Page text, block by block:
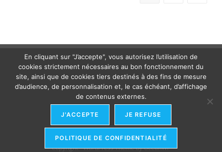
Copyright - WordPress Theme by OceanWP
En cliquant sur "J’accepte", vous autorisez l’utilisation de
cookies strictement nécessaires au bon fonctionnement du
site, ainsi que de cookies tiers destinés à des fins de mesure
d’audience, de personnalisation et, le cas échéant, d’affichage
de contenus externes.
J'ACCEPTE JE REFUSE
POLITIQUE DE CONFIDENTIALITÉ